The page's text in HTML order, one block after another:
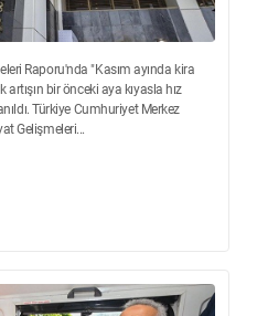
Raporu'nda "Kasım ayında kira
bir önceki aya kıyasla hız
Merkez
Gelişmeleri...